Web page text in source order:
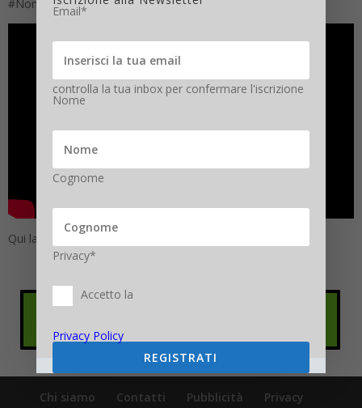
#NonApriteQuellaEmail conDeda Cloud
Qui la diretta Social
Chi siamo Contatti Pubblicità
Privacy
Email*
controlla la tua inbox per confermare l'iscrizione
Nome
Cognome
Privacy*
Accetto la
Privacy Policy
REGISTRATI